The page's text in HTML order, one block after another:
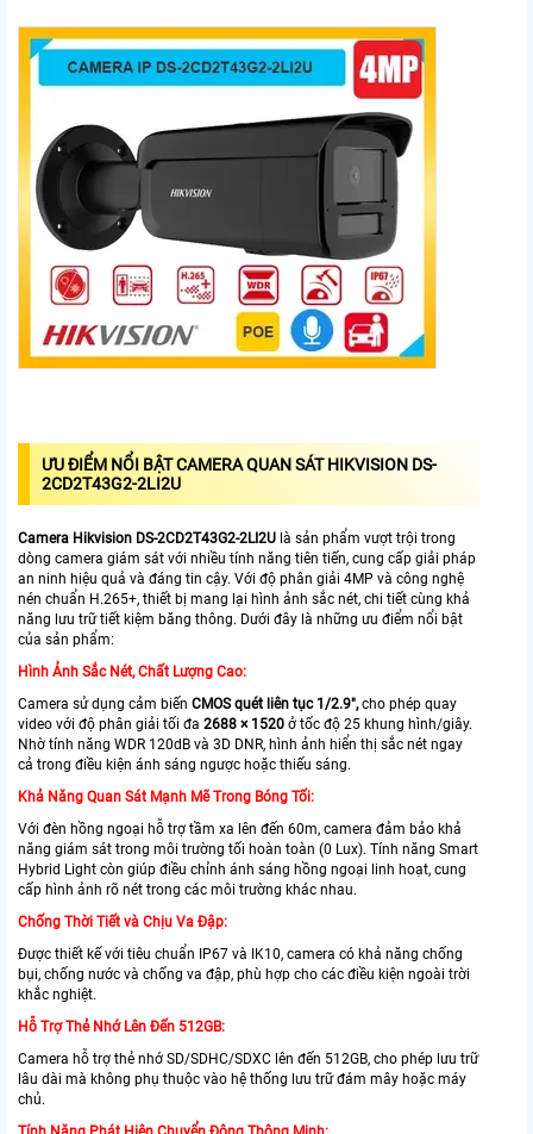
ƯU ĐIỂM NỔI BẬT CAMERA QUAN SÁT HIKVISION DS-
2CD2T43G2-2LI2U
Camera Hikvision DS-2CD2T43G2-2LI2U là sản phẩm vượt trội trong
dòng camera giám sát với nhiều tính năng tiên tiến, cung cấp giải pháp
an ninh hiệu quả và đáng tin cậy. Với độ phân giải 4MP và công nghệ
nén chuẩn H.265+, thiết bị mang lại hình ảnh sắc nét, chi tiết cùng khả
năng lưu trữ tiết kiệm băng thông. Dưới đây là những ưu điểm nổi bật
của sản phẩm:
Hình Ảnh Sắc Nét, Chất Lượng Cao:
Camera sử dụng cảm biến CMOS quét liên tục 1/2.9",cho phép quay
video với độ phân giải tối đa 2688 × 1520 ở tốc độ 25 khung hình/giây.
Nhờ tính năng WDR 120dB và 3D DNR, hình ảnh hiển thị sắc nét ngay
cả trong điều kiện ánh sáng ngược hoặc thiếu sáng.
Khả Năng Quan Sát Mạnh Mẽ Trong Bóng Tối:
Với đèn hồng ngoại hỗ trợ tầm xa lên đến 60m, camera đảm bảo khả
năng giám sát trong môi trường tối hoàn toàn (0 Lux). Tính năng Smart
Hybrid Light còn giúp điều chỉnh ánh sáng hồng ngoại linh hoạt, cung
cấp hình ảnh rõ nét trong các môi trường khác nhau.
Chống Thời Tiết và Chịu Va Đập:
Được thiết kế với tiêu chuẩn IP67 và IK10, camera có khả năng chống
bụi, chống nước và chống va đập, phù hợp cho các điều kiện ngoài trời
khắc nghiệt.
Hỗ Trợ Thẻ Nhớ Lên Đến 512GB:
Camera hỗ trợ thẻ nhớ SD/SDHC/SDXC lên đến 512GB, cho phép lưu trữ
lâu dài mà không phụ thuộc vào hệ thống lưu trữ đám mây hoặc máy
chủ.